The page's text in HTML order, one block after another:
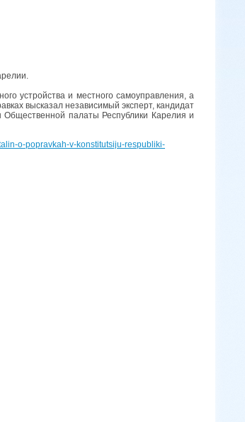
устройства и местного самоуправления, а
высказал независимый эксперт, кандидат
Общественной палаты Республики Карелия и
o-popravkah-v-konstitutsiju-respubliki-